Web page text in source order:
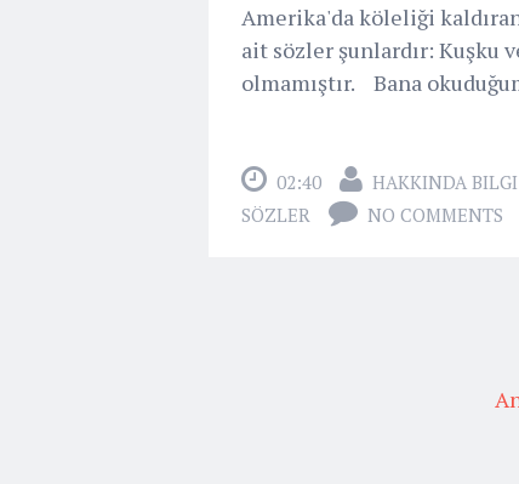
Amerika'da köleliği
ait sözler şunlardır: Kuşku
olmamıştır. Bana
02:40 HAKKINDA BILGI
SÖZLER
NO COMMENTS